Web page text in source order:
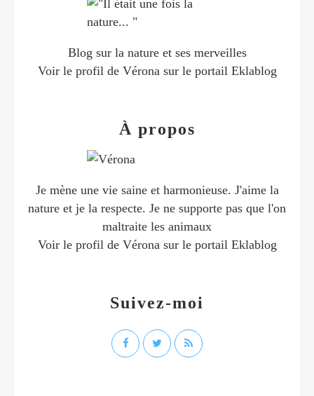
Blog sur la nature et ses merveilles
Voir le profil de Vérona sur le portail Eklablog
Suivez-moi
À propos
Je mène une vie saine et harmonieuse. J'aime la
nature et je la respecte. Je ne supporte pas que l'on
maltraite les animaux
Voir le profil de Vérona sur le portail Eklablog